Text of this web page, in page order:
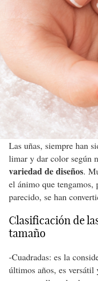
Las uñas, siempre han
limar y dar color según
variedad de diseños.
el ánimo que tengamos,
parecido, se han
Clasificación de
tamaño
-Cuadradas: es la
últimos años, es